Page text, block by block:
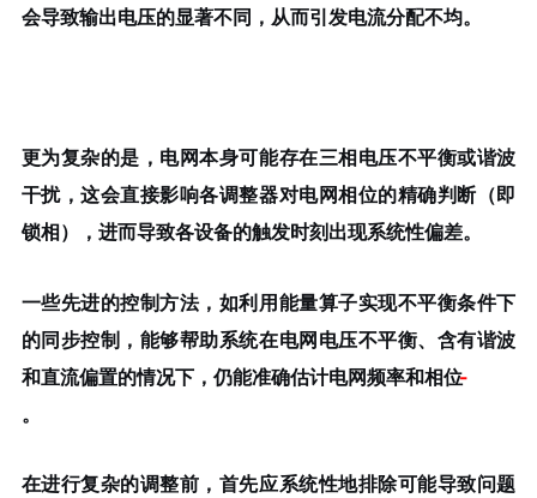
会导致输出电压的显著不同 ，从而引发电流分配不均。
更为复杂的是，电网本身可能存在三相电压不平衡或谐波
干扰，这会直接影响各调整器对电网相位的精确判断（即
锁相），进而导致各设备的触发时刻出现系统性偏差。
一些先进的控制方法，如利用能量算子实现不平衡条件下
的同步控制，能够帮助系统在电网电压不平衡、含有谐波
和直流偏置的情况下，仍能准确估计电网频率和相位-
。
在进行复杂的调整前，首先应系统性地排除可能导致问题